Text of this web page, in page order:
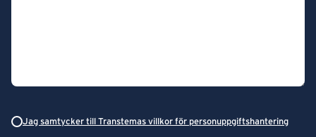
Jag samtycker till Transtemas villkor för personuppgiftshantering